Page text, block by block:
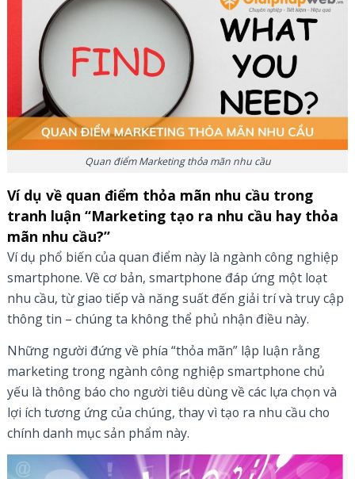
Quan điểm Marketing thỏa mãn nhu cầu
Ví dụ về quan điểm thỏa mãn nhu cầu trong
tranh luận “Marketing tạo ra nhu cầu hay thỏa
mãn nhu cầu?”
Ví dụ phổ biến của quan điểm này là ngành công nghiệp
smartphone. Về cơ bản, smartphone đáp ứng một loạt
nhu cầu, từ giao tiếp và năng suất đến giải trí và truy cập
thông tin – chúng ta không thể phủ nhận điều này.
Những người đứng về phía “thỏa mãn” lập luận rằng
marketing trong ngành công nghiệp smartphone chủ
yếu là thông báo cho người tiêu dùng về các lựa chọn và
lợi ích tương ứng của chúng, thay vì tạo ra nhu cầu cho
chính danh mục sản phẩm này.